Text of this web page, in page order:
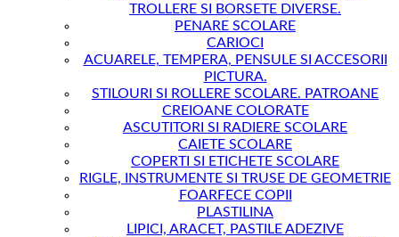
TROLLERE SI BORSETE DIVERSE.
PENARE SCOLARE
CARIOCI
ACUARELE, TEMPERA, PENSULE SI ACCESORII
PICTURA.
STILOURI SI ROLLERE SCOLARE. PATROANE
CREIOANE COLORATE
ASCUTITORI SI RADIERE SCOLARE
CAIETE SCOLARE
COPERTI SI ETICHETE SCOLARE
RIGLE, INSTRUMENTE SI TRUSE DE GEOMETRIE
FOARFECE COPII
PLASTILINA
LIPICI, ARACET, PASTILE ADEZIVE